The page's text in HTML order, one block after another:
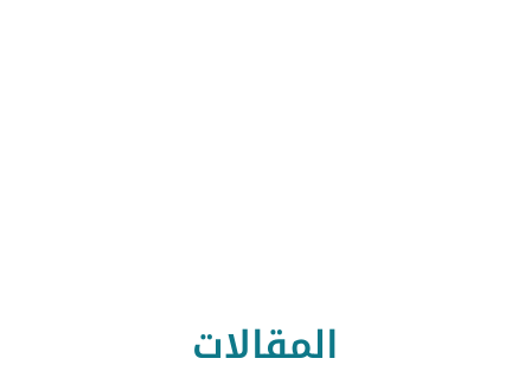
المقالات